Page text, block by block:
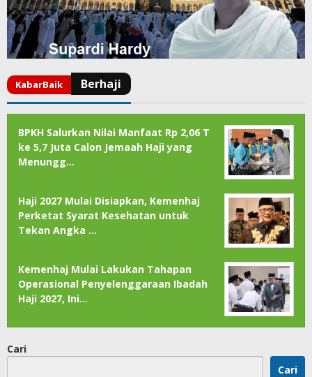
BPKH Salurkan Nilai Manfaat Rp 2,06 T
ke 5,7 Juta Calon Jemaah Haji yang
Menungg…
Haji 2027 Mulai Disiapkan, Kemenhaj
Perketat Syarat Kesehatan untuk
Tekan Angka …
Kemenhaj Mulai Lakukan Tahapan
Operasional Penyelenggaraan Ibadah
Haji 2027, Ini…
Cari
Cari